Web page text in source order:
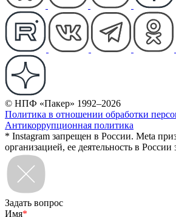
© НПФ «Пакер» 1992–2026
Политика в отношении обработки
Антикоррупционная политика
* Instagram запрещен в России. Meta
организацией, ее деятельность в России
Задать вопрос
Имя*